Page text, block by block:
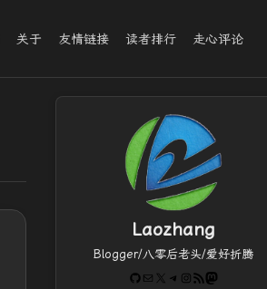
关于 友情链接 读者排行 走心评论
Laozhang
Blogger/八零后老头/爱好折腾
GitHub
电子邮件 X Telegram
Instagram
RSS FeedMastodon